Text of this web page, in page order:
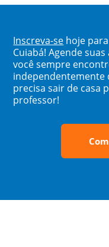
Inscreva-se hoje
Cuiabá! Agende
você sempre
independentemente
precisa sair de casa
professor!